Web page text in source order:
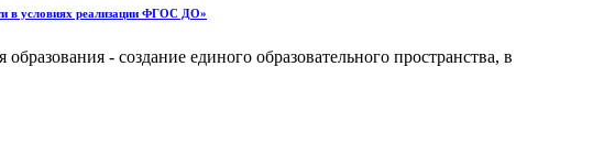
в условиях реализации ФГОС ДО»
- создание единого образовательного пространства, в